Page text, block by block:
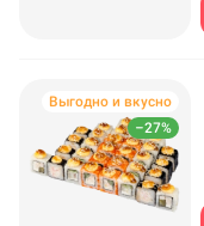
–27%
Выгодно и вкусно